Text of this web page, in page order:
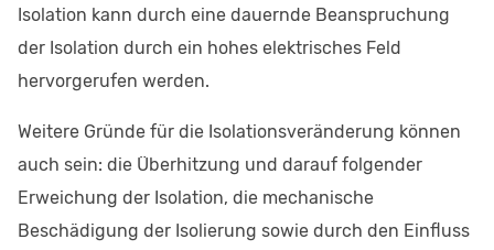
Isolation kann durch eine dauernde Beanspruchung
der Isolation durch ein hohes elektrisches Feld
hervorgerufen werden.
Weitere Gründe für die Isolationsveränderung können
auch sein: die Überhitzung und darauf folgender
Erweichung der Isolation, die mechanische
Beschädigung der Isolierung sowie durch den Einfluss